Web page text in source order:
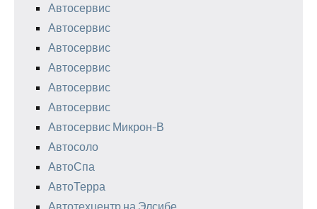
Автосервис
Автосервис
Автосервис
Автосервис
Автосервис
Автосервис
Автосервис Микрон-В
Автосоло
АвтоСпа
АвтоТерра
Автотехцентр на Элсибе